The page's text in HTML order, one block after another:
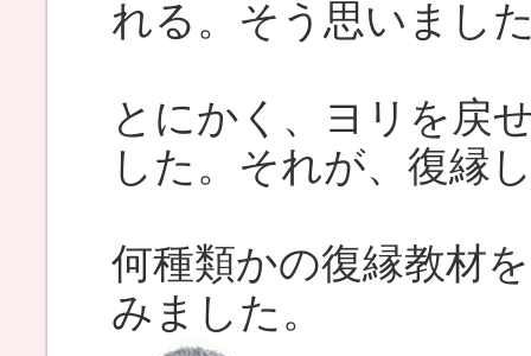
れる。そう思いまし
とにかく、ヨリを戻
した。それが、復縁
何種類かの復縁教材
みました。